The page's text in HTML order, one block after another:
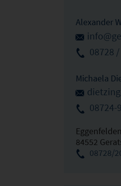
Alexander
08728
Michaela
08724-
84552
08728/